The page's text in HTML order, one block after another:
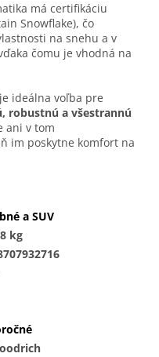
má certifikáciu
Snowflake), čo
na snehu a v
čomu je vhodná na
ideálna voľba pre
robustnú a všestrannú
ani v tom
im poskytne komfort na
a SUV
kg